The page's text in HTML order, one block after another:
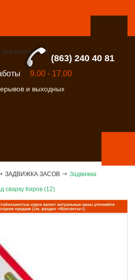
(863) 240 40 81
9.00 - 17.00
и выходных
ЗАДВИЖКА ЗАСОВ Задвижка
сварку Киров (12)